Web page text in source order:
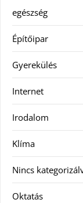
egészség
Építőipar
Gyerekülés
Internet
Irodalom
Klíma
Nincs
Oktatás